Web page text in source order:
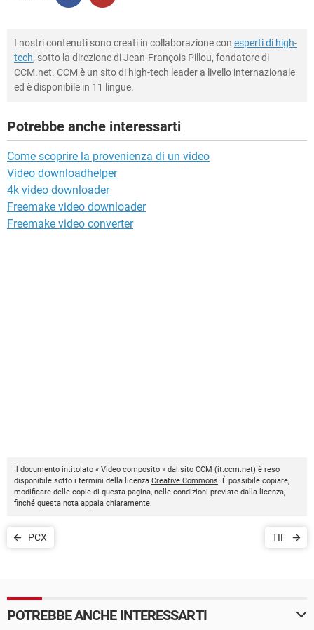
I nostri contenuti sono creati in collaborazione con esperti di high-
tech, sotto la direzione di Jean-François Pillou, fondatore di
CCM.net. CCM è un sito di high-tech leader a livello internazionale
ed è disponibile in 11 lingue.
Potrebbe anche interessarti
Come scoprire la provenienza di un video
Video downloadhelper
4k video downloader
Freemake video downloader
Freemake video converter
Il documento intitolato « Video composito » dal sito CCM (it.ccm.net) è reso
disponibile sotto i termini della licenza Creative Commons. È possibile copiare,
modificare delle copie di questa pagina, nelle condizioni previste dalla licenza,
finché questa nota appaia chiaramente.
PCX TIF
POTREBBE ANCHE INTERESSARTI